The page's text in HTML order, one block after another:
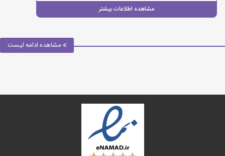
مشاهده اطلاعات بیشتر
مشاهده ادامه لیست